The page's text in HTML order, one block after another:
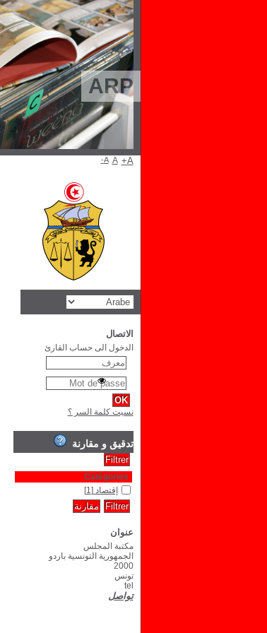
ARP
A- A A+
الاتصال
الدخول الى حساب القارئ
نسيت كلمة السر ؟
تدقيق و مقارنة
Catégories
إقتصاد [1]
عنوان
مكتبة المجلس
الجمهورية التونسية باردو
2000
تونس
tel
تواصل